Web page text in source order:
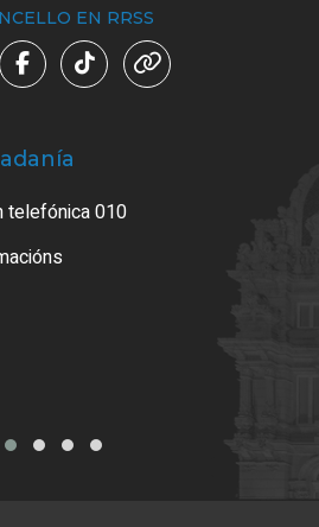
EN RRSS
telefónica 010